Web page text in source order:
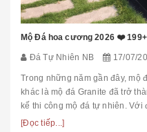
Mộ Đá hoa cương 2026 ❤️
Đá Tự Nhiên NB 17/07/
Trong những năm gần đây, mộ
khác là mộ đá Granite đã trở
kế thi công mộ đá tự nhiên. Với
hiệ...
[Đọc tiếp...]